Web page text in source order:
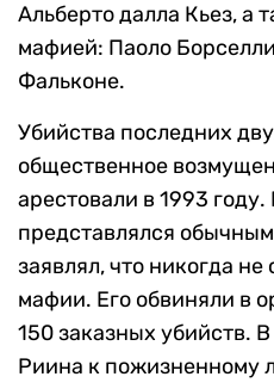
Альберто далла Кьез, а
мафией: Паоло
Фальконе.
Убийства последних
общественное
арестовали в 1993
представлялся
заявлял, что никогда
мафии. Его обвиняли в
150 заказных убийств. В
Риина к пожизненному